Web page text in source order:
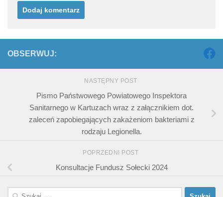
OBSERWUJ:
NASTĘPNY POST
Pismo Państwowego Powiatowego Inspektora
Sanitarnego w Kartuzach wraz z załącznikiem dot.
zaleceń zapobiegających zakażeniom bakteriami z
rodzaju Legionella.
POPRZEDNI POST
Konsultacje Fundusz Sołecki 2024
Szukaj: